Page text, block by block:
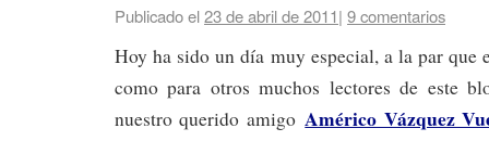
Publicado el23 de abril de 2011| 9 comentarios
Hoy ha sido un día muy especial, a la par que
como para otros muchos lectores de este
nuestro querido amigoAmérico Vázquez